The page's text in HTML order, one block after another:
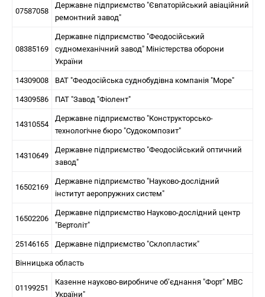
07587058
Державне підприємство "Євпаторійський авіаційний
ремонтний завод"
08385169
Державне підприємство "Феодосійський
судномеханічний завод" Міністерства оборони
України
14309008 ВАТ "Феодосійська суднобудівна компанія "Море"
14309586 ПАТ "Завод "Фіолент"
14310554
Державне підприємство "Конструкторсько-
технологічне бюро "Судокомпозит"
14310649
Державне підприємство "Феодосійський оптичний
завод"
16502169
Державне підприємство "Науково-дослідний
інститут аеропружних систем"
16502206
Державне підприємство Науково-дослідний центр
"Вертоліт"
25146165 Державне підприємство "Склопластик"
Вінницька область
01199251
Казенне науково-виробниче об’єднання "Форт" МВС
України"